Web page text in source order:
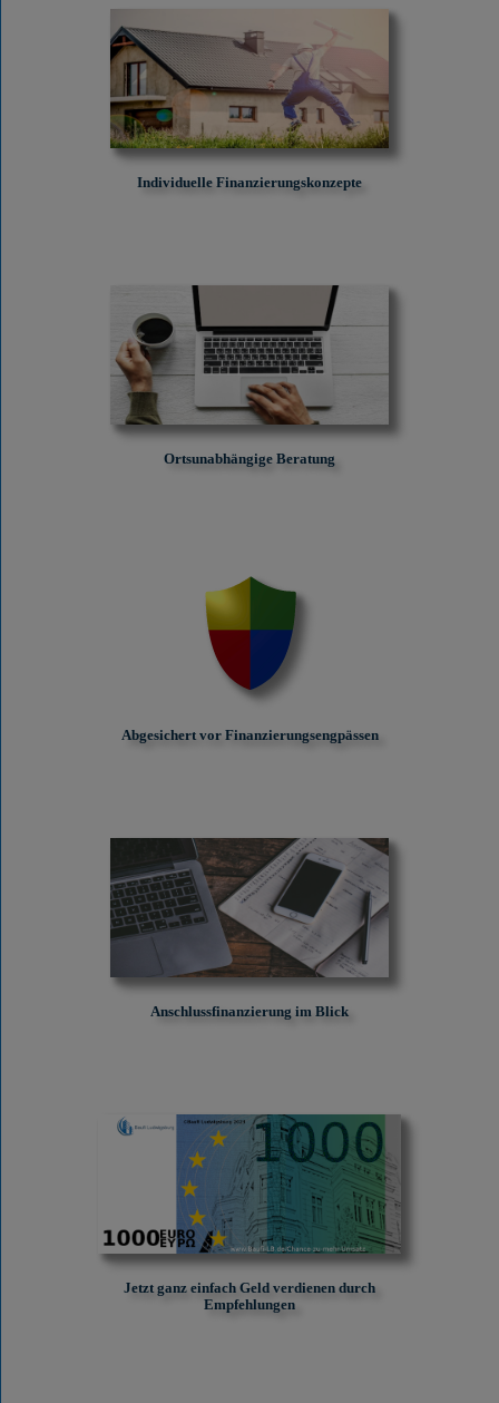
Individuelle Finanzierungskonzepte
Ortsunabhängige Beratung
Abgesichert vor Finanzierungs­engpässen
Anschlussfinanzierung im Blick
Jetzt ganz einfach Geld verdienen durch
Empfehlungen